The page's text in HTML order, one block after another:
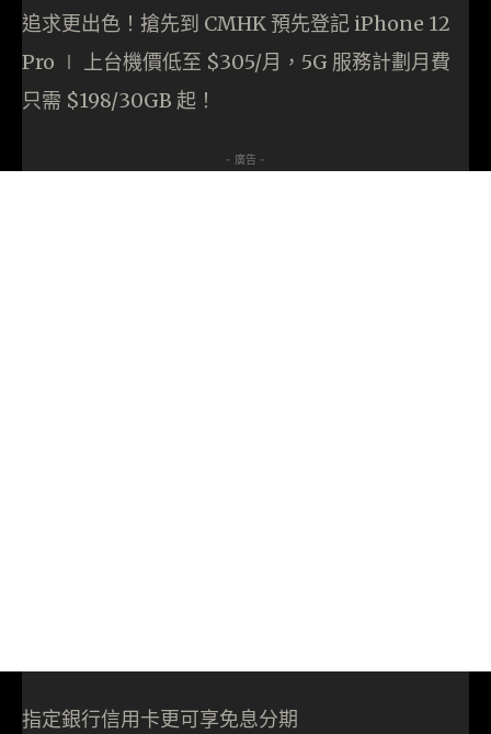
追求更出色！搶先到 CMHK 預先登記 iPhone 12
Pro ∣ 上台機價低至 $305/月，5G 服務計劃月費
只需 $198/30GB 起！
- 廣告 -
指定銀行信用卡更可享免息分期